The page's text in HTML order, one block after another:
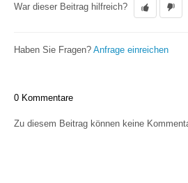
War dieser Beitrag hilfreich?
Haben Sie Fragen? Anfrage einreichen
0 Kommentare
Zu diesem Beitrag können keine